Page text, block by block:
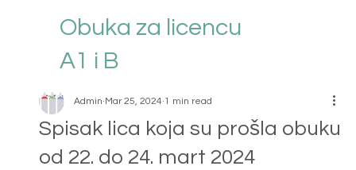
Obuka za licencu
A1 i B
Spisak lica koja su prošla obuku
od 22. do 24. mart 2024
Admin Mar 25, 2024 1 min read